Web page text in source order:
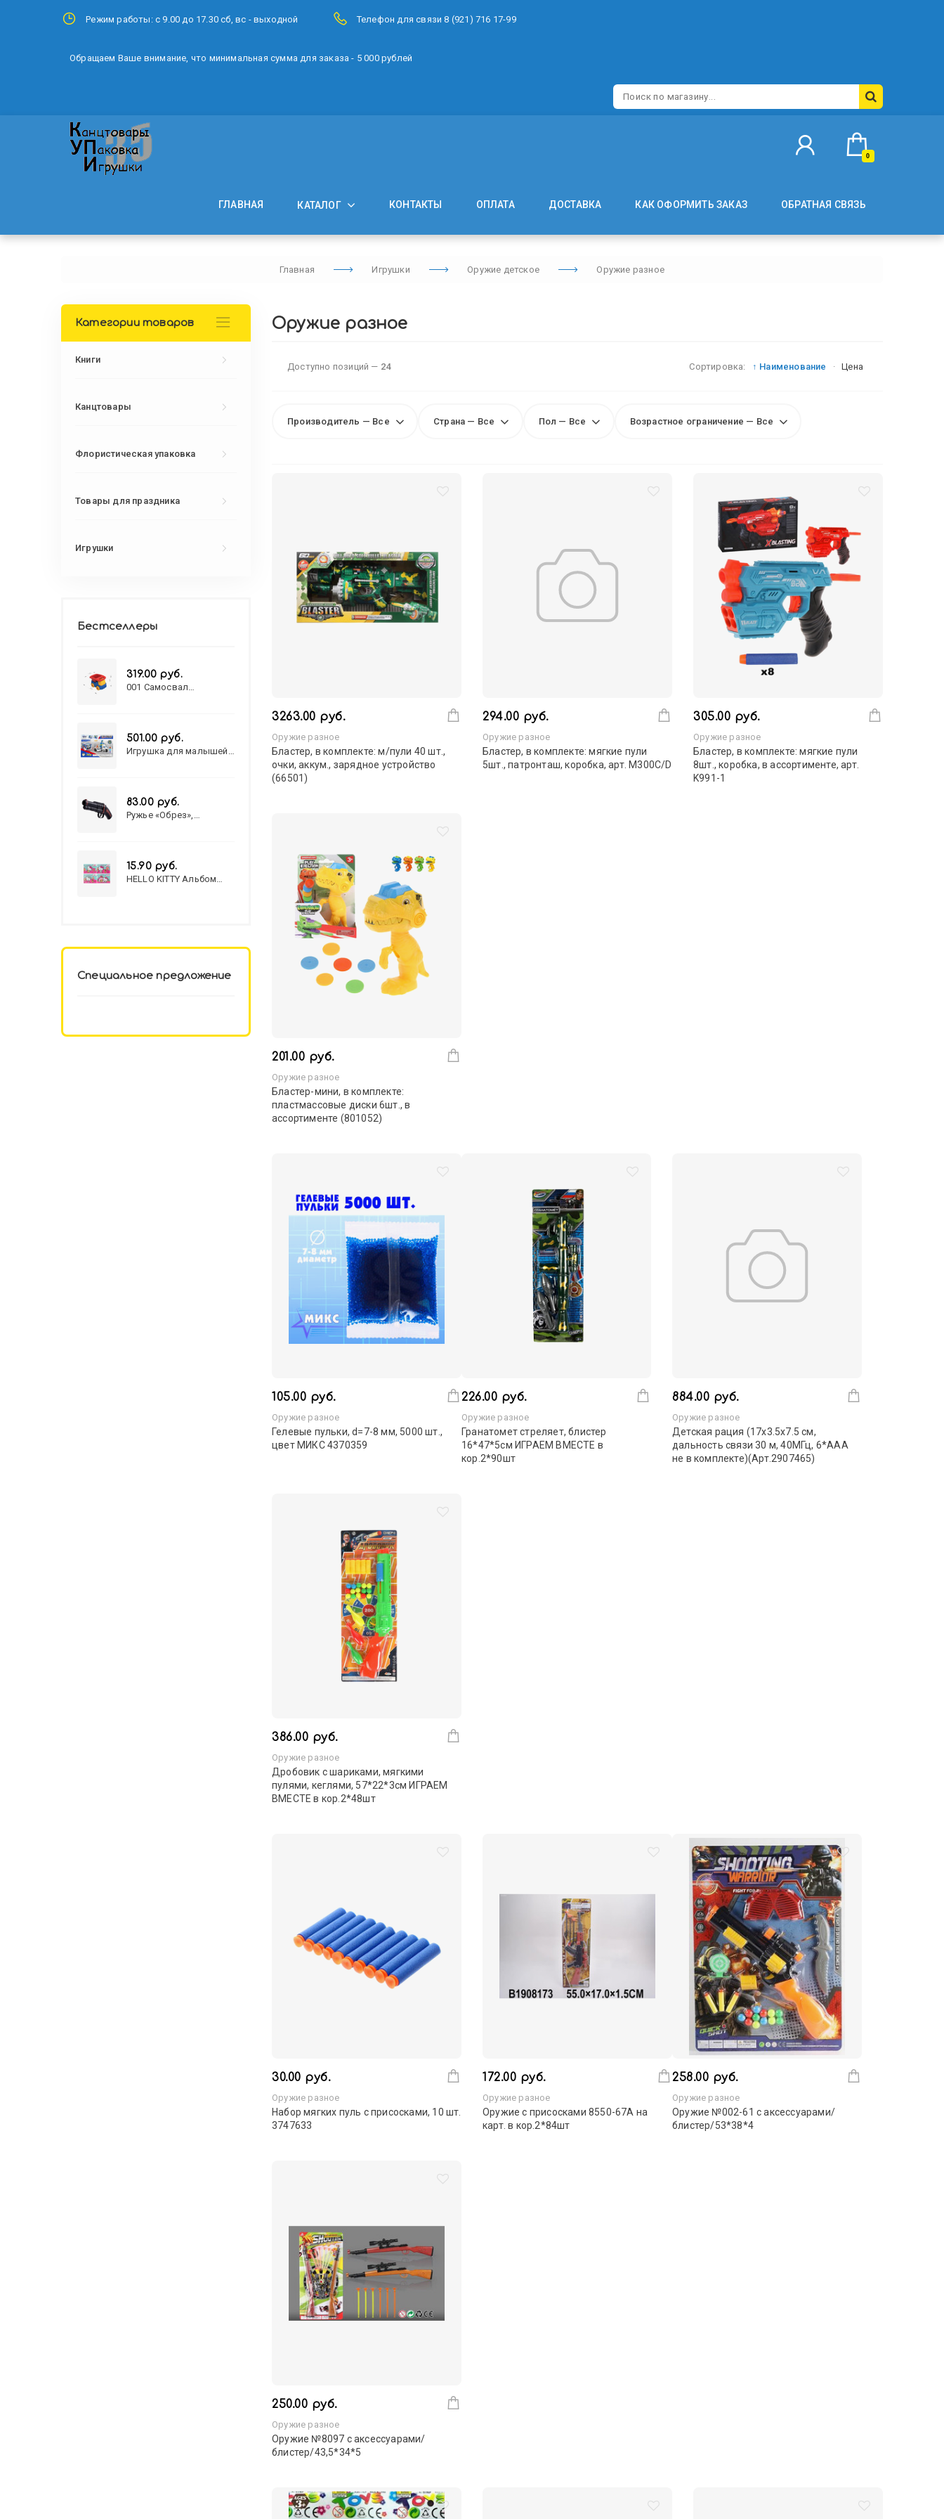
Режим работы: с 9.00 до 17.30 сб, вс - выходной Телефон для связи 8 (921) 716 17-99
Обращаем Ваше внимание, что минимальная сумма для заказа - 5 000 рублей
0
ГЛАВНАЯ КАТАЛОГ КОНТАКТЫ ОПЛАТА ДОСТАВКА КАК ОФОРМИТЬ ЗАКАЗ ОБРАТНАЯ СВЯЗЬ
Главная Игрушки Оружие детское Оружие разное
Оружие разное
Доступно позиций — 24 Сортировка: ↑ Наименование · Цена
Производитель — Все Страна — Все Пол — Все Возрастное ограничение — Все
3263.00 руб.
Оружие разное
Бластер, в комплекте: м/пули 40 шт.,
очки, аккум., зарядное устройство
(66501)
294.00 руб.
Оружие разное
Бластер, в комплекте: мягкие пули
5шт., патронташ, коробка, арт. M300C/D
305.00 руб.
Оружие разное
Бластер, в комплекте: мягкие пули
8шт., коробка, в ассортименте, арт.
K991-1
201.00 руб.
Оружие разное
Бластер-мини, в комплекте:
пластмассовые диски 6шт., в
ассортименте (801052)
105.00 руб.
Оружие разное
Гелевые пульки, d=7-8 мм, 5000 шт.,
цвет МИКС 4370359
226.00 руб.
Оружие разное
Гранатомет стреляет, блистер
16*47*5см ИГРАЕМ ВМЕСТЕ в
кор.2*90шт
884.00 руб.
Оружие разное
Детская рация (17х3.5х7.5 см,
дальность связи 30 м, 40МГц, 6*ААА
не в комплекте)(Арт.2907465)
386.00 руб.
Оружие разное
Дробовик с шариками, мягкими
пулями, кеглями, 57*22*3см ИГРАЕМ
ВМЕСТЕ в кор.2*48шт
30.00 руб.
Оружие разное
Набор мягких пуль с присосками, 10 шт.
3747633
172.00 руб.
Оружие разное
Оружие с присосками 8550-67A на
карт. в кор.2*84шт
258.00 руб.
Оружие разное
Оружие №002-61 с аксессуарами/
блистер/53*38*4
250.00 руб.
Оружие разное
Оружие №8097 с аксессуарами/
блистер/43,5*34*5
Категории товаров
Книги
Канцтовары
Флористическая упаковка
Товары для праздника
Игрушки
Бестселлеры
319.00 руб.
001 Самосвал
501.00 руб.
Игрушка для малышей
83.00 руб.
Ружье «Обрез»,
15.90 руб.
HELLO KITTY Альбом
Специальное предложение